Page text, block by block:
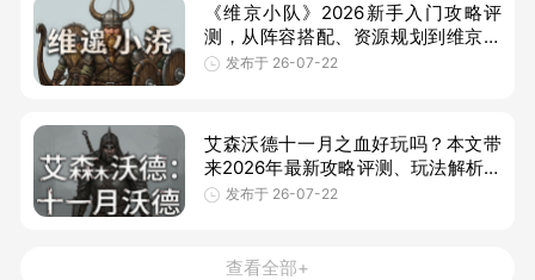
《维京小队》2026新手入门攻略评
测，从阵容搭配、资源规划到维京挑
战收益，实测分享真实体验，帮你判
发布于 26-07-22
艾森沃德十一月之血好玩吗？本文带
来2026年最新攻略评测、玩法解析与
电脑配置要求，帮助玩家快速了解这
发布于 26-07-22
查看全部+